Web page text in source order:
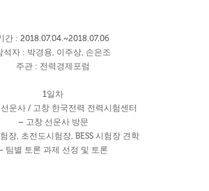
간 : 2018.07.04.~2018.07.06
석자 : 박경용, 이주상, 손은조
주관 : 전력경제포럼
1일차
운사 / 고창 한국전력 전력시험센터
– 고창 선운사 방문
장, 초전도시험장, BESS 시험장 견학
팀별 토론 과제 선정 및 토론